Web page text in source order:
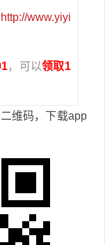
http://www.yiyi
，可以领取1
维码，下载app